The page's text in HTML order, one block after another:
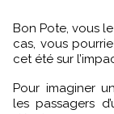
Bon Pote, vous
cas, vous
cet été sur
Pour imaginer un calculateur d’empreinte carbone pour
les passagers